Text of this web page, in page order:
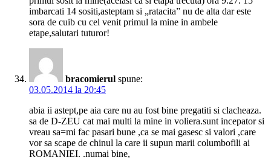
imbarcati 14 sositi,asteptam si „ratacita” nu de alta dar este
sora de cuib cu cel venit primul la mine in ambele
etape,salutari tuturor!
bracomierul spune:
03.05.2014 la 20:45
abia ii astept,pe aia care nu au fost bine pregatiti si clacheaza.
sa de D-ZEU cat mai multi la mine in voliera.sunt incepator si
vreau sa=mi fac pasari bune ,ca se mai gasesc si valori ,care
vor sa scape de chinul la care ii supun marii columbofili ai
ROMANIEI. .numai bine,